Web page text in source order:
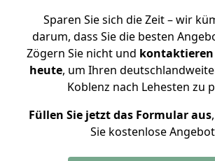
Sparen Sie sich die Zeit – wir
darum, dass Sie die besten
Zögern Sie nicht und kontaktieren
heute, um Ihren
Koblenz nach Lehesten zu
Füllen Sie jetzt das Formular aus
Sie kostenlose